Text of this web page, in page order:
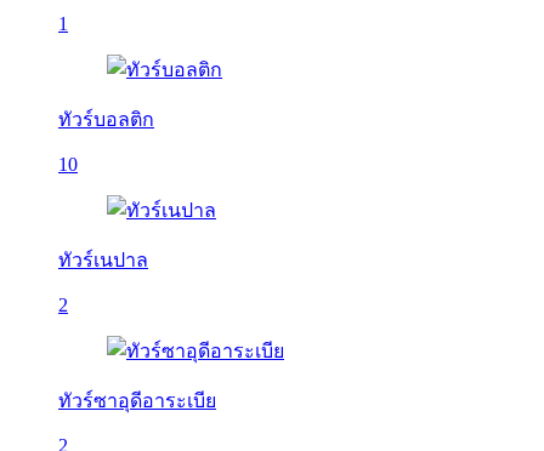
1
ทัวร์บอลติก
10
ทัวร์เนปาล
2
ทัวร์ซาอุดีอาระเบีย
2